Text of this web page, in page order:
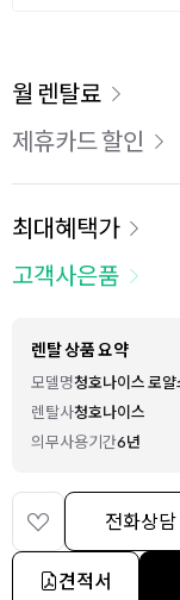
이용 요금
월 렌탈료
제휴카드 할인
최대혜택가
고객사은품
렌탈 상품 요약
모델명청호나이스 로
렌탈사청호나이스
의무사용기간6년
전화상담
견적서